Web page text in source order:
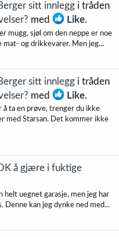
sitt innlegg i tråden
med Like.
mugg, sjøl om den neppe er noe
mat- og drikkevarer. Men jeg...
sitt innlegg i tråden
med Like.
å ta en prøve, trenger du ikke
med Starsan. Det kommer ikke
å gjære i fuktige
helt uegnet garasje, men jeg har
Denne kan jeg dynke ned med...